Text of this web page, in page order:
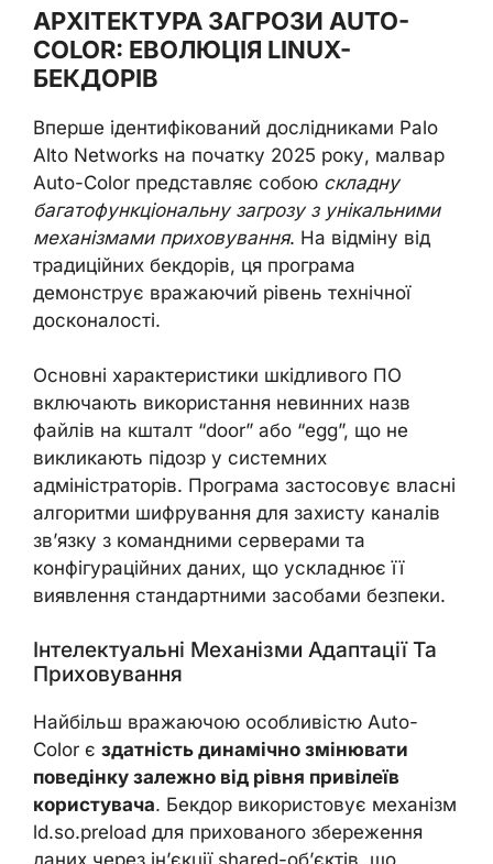
АРХІТЕКТУРА ЗАГРОЗИ AUTO-
COLOR: ЕВОЛЮЦІЯ LINUX-
БЕКДОРІВ
Вперше ідентифікований дослідниками Palo
Alto Networks на початку 2025 року, малвар
Auto-Color представляє собою складну
багатофункціональну загрозу з унікальними
механізмами приховування. На відміну від
традиційних бекдорів, ця програма
демонструє вражаючий рівень технічної
досконалості.
Основні характеристики шкідливого ПО
включають використання невинних назв
файлів на кшталт “door” або “egg”, що не
викликають підозр у системних
адміністраторів. Програма застосовує власні
алгоритми шифрування для захисту каналів
зв’язку з командними серверами та
конфігураційних даних, що ускладнює її
виявлення стандартними засобами безпеки.
Інтелектуальні Механізми Адаптації Та
Приховування
Найбільш вражаючою особливістю Auto-
Color є здатність динамічно змінювати
поведінку залежно від рівня привілеїв
користувача. Бекдор використовує механізм
ld.so.preload для прихованого збереження
даних через ін’єкції shared-об’єктів, що